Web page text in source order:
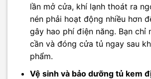
lần mở cửa, khí lạnh thoát ra
nén phải hoạt động nhiều hơn
gây hao phí điện năng. Bạn chỉ
cần và đóng cửa tủ ngay sau
phẩm.
Vệ sinh và bảo dưỡng tủ kem